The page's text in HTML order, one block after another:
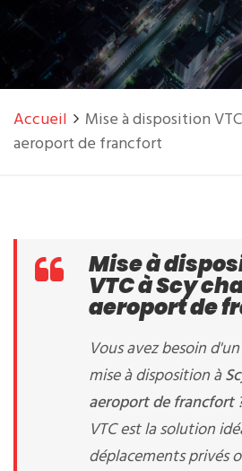
Accueil
Mise à disposition
aeroport de francfort
Mise à
VTC à Scy
aeroport de
Vous avez besoin d'un
mise à disposition à
aeroport de francfort
VTC est la solution
déplacements privés